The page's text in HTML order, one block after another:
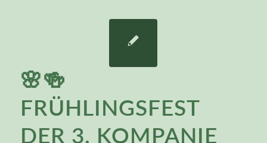
🌸🍻
FRÜHLINGSFEST
DER 3. KOMPANIE